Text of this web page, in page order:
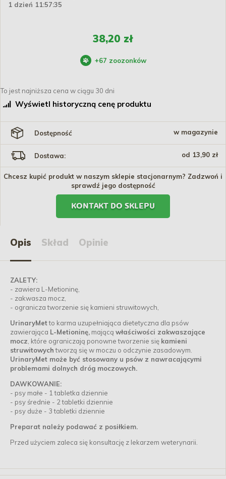
1 dzień 11:57:35
38,20 zł
+67 zoozonków
To jest najniższa cena w ciągu 30 dni
Wyświetl historyczną cenę produktu
Dostępność w magazynie
Dostawa: od 13,90 zł
Chcesz kupić produkt w naszym sklepie stacjonarnym? Zadzwoń i
sprawdź jego dostępność
KONTAKT DO SKLEPU
Opis Skład Opinie
ZALETY:
- zawiera L-Metioninę,
- zakwasza mocz,
- ogranicza tworzenie się kamieni struwitowych,
UrinaryMetto karma uzupełniająca dietetyczna dla psów
zawierająca L-Metioninę, mającą właściwości zakwaszające
mocz , które ograniczają ponowne tworzenie się kamieni
struwitowychtworzą się w moczu o odczynie zasadowym.
UrinaryMet może być stosowany u psów z nawracającymi
problemami dolnych dróg moczowych.
DAWKOWANIE:
- psy małe - 1 tabletka dziennie
- psy średnie - 2 tabletki dziennie
- psy duże - 3 tabletki dziennie
Preparat należy podawać z posiłkiem.
Przed użyciem zaleca się konsultację z lekarzem weterynarii.